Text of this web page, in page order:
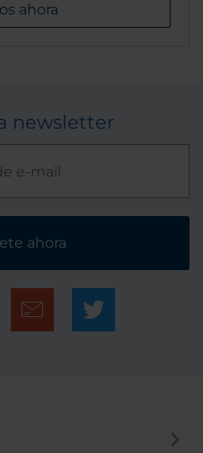
ahora
newsletter
ahora